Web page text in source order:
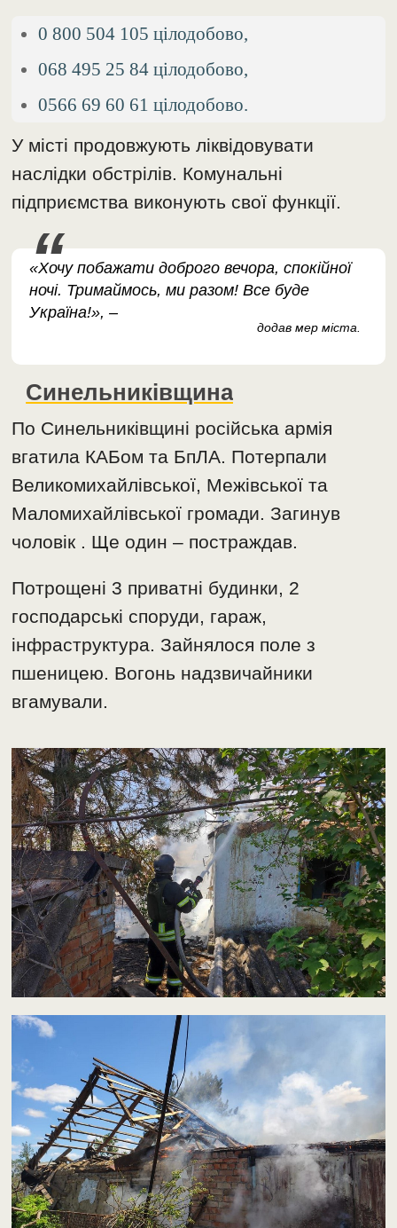
0 800 504 105 цілодобово,
068 495 25 84 цілодобово,
0566 69 60 61 цілодобово.
У місті продовжують ліквідовувати
наслідки обстрілів. Комунальні
підприємства виконують свої функції.
«Хочу побажати доброго вечора, спокійної
ночі. Тримаймось, ми разом! Все буде
Україна!», –
додав мер міста.
Синельниківщина
По Синельниківщині російська армія
вгатила КАБом та БпЛА. Потерпали
Великомихайлівської, Межівської та
Маломихайлівської громади. Загинув
чоловік . Ще один – постраждав.
Потрощені 3 приватні будинки, 2
господарські споруди, гараж,
інфраструктура. Зайнялося поле з
пшеницею. Вогонь надзвичайники
вгамували.